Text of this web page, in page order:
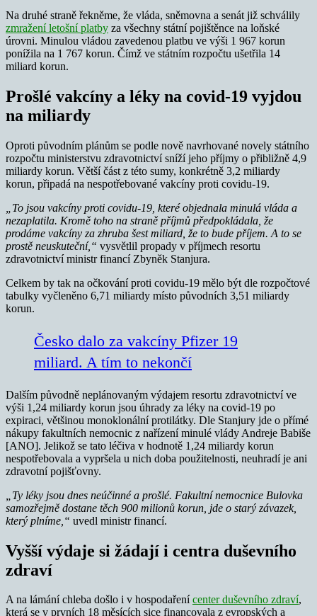
Na druhé straně řekněme, že vláda, sněmovna a senát již schválily
zmražení letošní platby za všechny státní pojištěnce na loňské
úrovni. Minulou vládou zavedenou platbu ve výši 1 967 korun
ponížila na 1 767 korun. Čímž ve státním rozpočtu ušetřila 14
miliard korun.
Prošlé vakcíny a léky na covid-19 vyjdou
na miliardy
Oproti původním plánům se podle nově navrhované novely státního
rozpočtu ministerstvu zdravotnictví sníží jeho příjmy o přibližně 4,9
miliardy korun. Větší část z této sumy, konkrétně 3,2 miliardy
korun, připadá na nespotřebované vakcíny proti covidu-19.
„To jsou vakcíny proti covidu-19, které objednala minulá vláda a
nezaplatila. Kromě toho na straně příjmů předpokládala, že
prodáme vakcíny za zhruba šest miliard, že to bude příjem. A to se
prostě neuskuteční,“ vysvětlil propady v příjmech resortu
zdravotnictví ministr financí Zbyněk Stanjura.
Celkem by tak na očkování proti covidu-19 mělo být dle rozpočtové
tabulky vyčleněno 6,71 miliardy místo původních 3,51 miliardy
korun.
Česko dalo za vakcíny Pfizer 19
miliard. A tím to nekončí
Dalším původně neplánovaným výdajem resortu zdravotnictví ve
výši 1,24 miliardy korun jsou úhrady za léky na covid-19 po
expiraci, většinou monoklonální protilátky. Dle Stanjury jde o přímé
nákupy fakultních nemocnic z nařízení minulé vlády Andreje Babiše
[ANO]. Jelikož se tato léčiva v hodnotě 1,24 miliardy korun
nespotřebovala a vypršela u nich doba použitelnosti, neuhradí je ani
zdravotní pojišťovny.
„Ty léky jsou dnes neúčinné a prošlé. Fakultní nemocnice Bulovka
samozřejmě dostane těch 900 milionů korun, jde o starý závazek,
který plníme,“ uvedl ministr financí.
Vyšší výdaje si žádají i centra duševního
zdraví
A na lámání chleba došlo i v hospodařenícenter duševního zdraví,
která se v prvních 18 měsících sice financovala z evropských a